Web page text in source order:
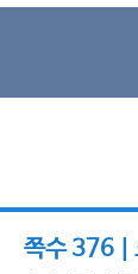
쪽수 376